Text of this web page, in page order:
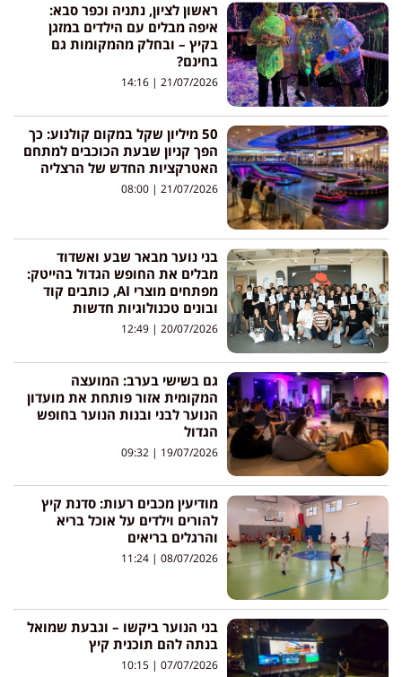
ראשון לציון, נתניה וכפר סבא:
איפה מבלים עם הילדים במזגן
בקיץ – ובחלק מהמקומות גם
בחינם?
21/07/2026
50 מיליון שקל במקום קולנוע: כך
הפך קניון שבעת הכוכבים למתחם
האטרקציות החדש של הרצליה
21/07/2026
בני נוער מבאר שבע ואשדוד
מבלים את החופש הגדול בהייטק:
מפתחים מוצרי AI, כותבים קוד
ובונים טכנולוגיות חדשות
20/07/2026
גם בשישי בערב: המועצה
המקומית אזור פותחת את מועדון
הנוער לבני ובנות הנוער בחופש
הגדול
19/07/2026
מודיעין מכבים רעות: סדנת קיץ
להורים וילדים על אוכל בריא
והרגלים בריאים
08/07/2026
בני הנוער ביקשו – וגבעת שמואל
בנתה להם תוכנית קיץ
07/07/2026